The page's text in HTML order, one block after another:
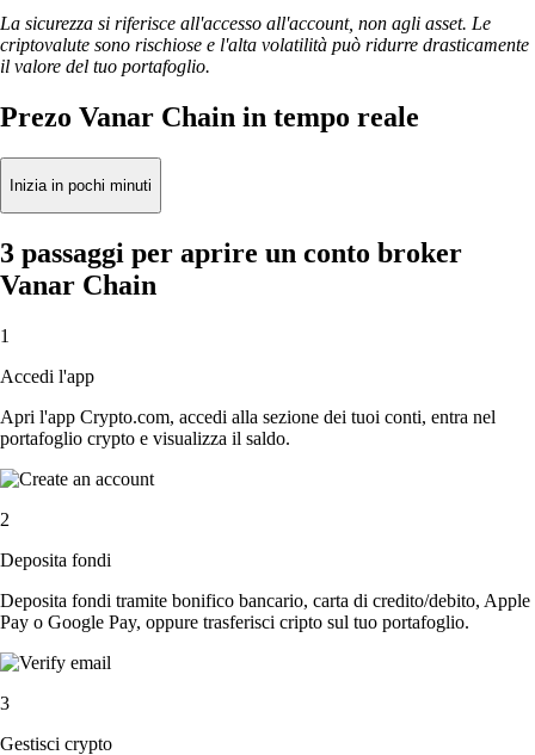
La sicurezza si riferisce all'accesso all'account, non agli asset. Le
criptovalute sono rischiose e l'alta volatilità può ridurre drasticamente
il valore del tuo portafoglio.
Prezo Vanar Chain in tempo reale
Inizia in pochi minuti
3 passaggi per aprire un conto broker
Vanar Chain
1
Accedi l'app
Apri l'app Crypto.com, accedi alla sezione dei tuoi conti, entra nel
portafoglio crypto e visualizza il saldo.
2
Deposita fondi
Deposita fondi tramite bonifico bancario, carta di credito/debito, Apple
Pay o Google Pay, oppure trasferisci cripto sul tuo portafoglio.
3
Gestisci crypto